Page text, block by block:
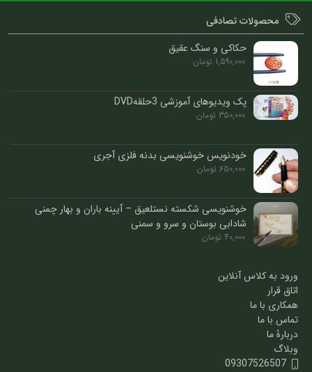
محصولات تصادفی
حکاکی و سنگ عقیق
1,590,000 تومان
پک ویدیوهای آموزشی 3حلقهDVD
350,000 تومان
خودنویس خوشنویسی بدنه فلزی آجری
650,000 تومان
خوشنویسی شکسته نستلعیق – آیینه باران و بهار چمنی
شادابی بوستان و سرو و سمنی
40,000 تومان
ورود به کلاس آنلاین
اتاق قرار
همکاری با ما
تماس با ما
دربارۀ ما
وبلاگ
09307526507